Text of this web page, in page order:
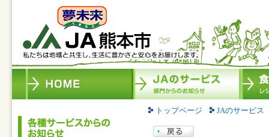
トップページ JAのサービス